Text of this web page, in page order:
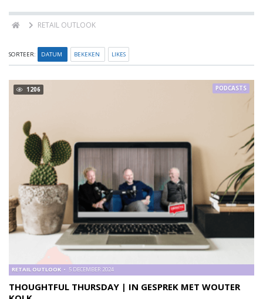
RETAIL OUTLOOK
SORTEER: DATUM BEKEKEN LIKES
1206
THOUGHTFUL THURSDAY | IN GESPREK MET WOUTER
RETAIL OUTLOOK 5 DECEMBER 2024
PODCASTS